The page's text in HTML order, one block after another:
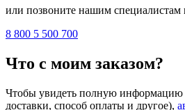
или позвоните нашим специалистам
8 800 5 500 700
Что с моим заказом?
Чтобы увидеть полную информацию
доставки, способ оплаты и другое),